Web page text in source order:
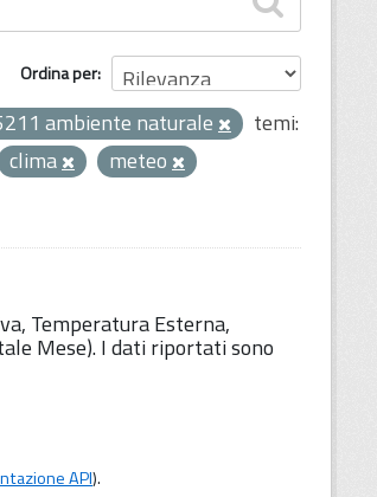
Ordina per
ambiente naturale
temi:
clima
meteo
Temperatura Esterna,
Mese). I dati riportati sono
API).